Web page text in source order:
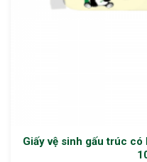
Giấy vệ sinh gấu trúc có